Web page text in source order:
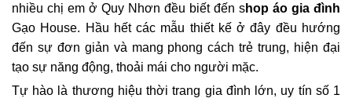
nhiều chị em ở Quy Nhơn đều biết đến shop áo gia đình
Gạo House. Hầu hết các mẫu thiết kế ở đây đều hướng
đến sự đơn giản và mang phong cách trẻ trung, hiện đại
tạo sự năng động, thoải mái cho người mặc.
Tự hào là thương hiệu thời trang gia đình lớn, uy tín số 1